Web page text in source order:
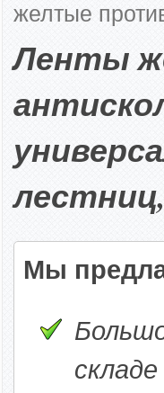
желтые
Ленты
Мы
складе